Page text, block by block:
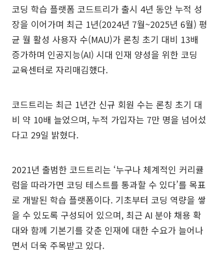
코딩 학습 플랫폼 코드트리가 출시 4년 동안 누적 성
장을 이어가며 최근 1년(2024년 7월~2025년 6월) 평
균 월 활성 사용자 수(MAU)가 론칭 초기 대비 13배
증가하며 인공지능(AI) 시대 인재 양성을 위한 코딩
교육센터로 자리매김했다.
코드트리는 최근 1년간 신규 회원 수는 론칭 초기 대
비 약 10배 늘었으며, 누적 가입자는 7만 명을 넘어섰
다고 29일 밝혔다.
2021년 출범한 코드트리는 ‘누구나 체계적인 커리큘
럼을 따라가면 코딩 테스트를 통과할 수 있다’를 목표
로 개발된 학습 플랫폼이다. 기초부터 코딩 역량을 쌓
을 수 있도록 구성되어 있으며, 최근 AI 분야 채용 확
대와 함께 기본기를 갖춘 인재에 대한 수요가 늘어나
면서 더욱 주목받고 있다.